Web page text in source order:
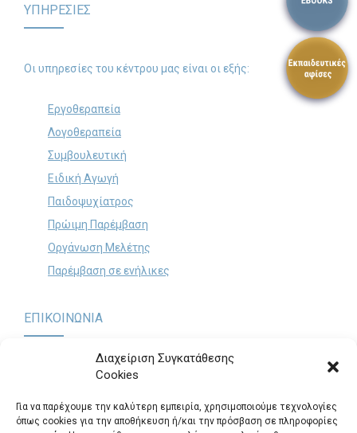
Διαχείριση Συγκατάθεσης
Cookies
Για να παρέχουμε την καλύτερη εμπειρία, χρησιμοποιούμε τεχνολογίες
όπως cookies για την αποθήκευση ή/και την πρόσβαση σε πληροφορίες
-- Τεστ Ανίχνευσης
Search
SEARCH BUTTON
ΥΠΗΡΕΣΙΕΣ
Οι υπηρεσίες του κέντρου μας είναι οι εξής:
Εργοθεραπεία
Λογοθεραπεία
Συμβουλευτική
Ειδική Αγωγή
Παιδοψυχίατρος
Πρώιμη Παρέμβαση
Οργάνωση Μελέτης
Παρέμβαση σε ενήλικες
ΕΠΙΚΟΙΝΩΝΙΑ
Παναγή Τσαλδάρη 60 & Θηβών, Περιστέρι (Είσοδος από
Τηλ.: 2105725295